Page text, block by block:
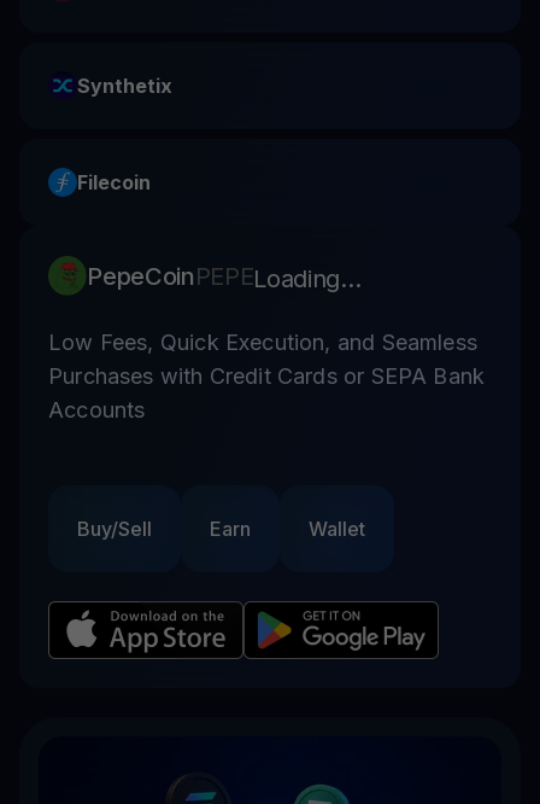
Synthetix
Filecoin
PepeCoinPEPELoading...
Low Fees, Quick Execution, and Seamless
Purchases with Credit Cards or SEPA Bank
Accounts
Buy/Sell Earn Wallet